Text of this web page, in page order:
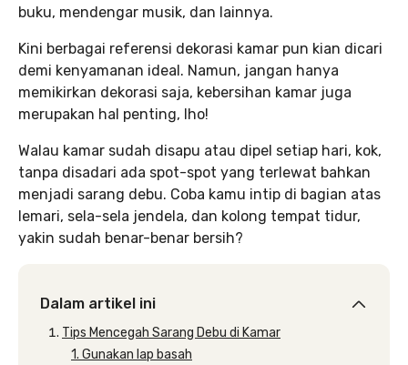
buku, mendengar musik, dan lainnya.
Kini berbagai referensi dekorasi kamar pun kian dicari
demi kenyamanan ideal. Namun, jangan hanya
memikirkan dekorasi saja, kebersihan kamar juga
merupakan hal penting, lho!
Walau kamar sudah disapu atau dipel setiap hari, kok,
tanpa disadari ada spot-spot yang terlewat bahkan
menjadi sarang debu. Coba kamu intip di bagian atas
lemari, sela-sela jendela, dan kolong tempat tidur,
yakin sudah benar-benar bersih?
Dalam artikel ini
Tips Mencegah Sarang Debu di Kamar
1. Gunakan lap basah